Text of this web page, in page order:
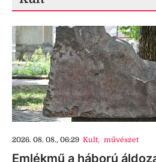
2026. 08. 08., 06:29 Kult, művészet
Emlékmű a háború